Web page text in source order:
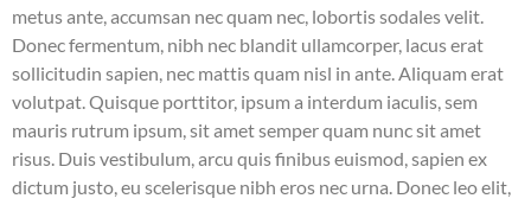
metus ante, accumsan nec quam nec, lobortis sodales velit.
Donec fermentum, nibh nec blandit ullamcorper, lacus erat
sollicitudin sapien, nec mattis quam nisl in ante. Aliquam erat
volutpat. Quisque porttitor, ipsum a interdum iaculis, sem
mauris rutrum ipsum, sit amet semper quam nunc sit amet
risus. Duis vestibulum, arcu quis finibus euismod, sapien ex
dictum justo, eu scelerisque nibh eros nec urna. Donec leo elit,